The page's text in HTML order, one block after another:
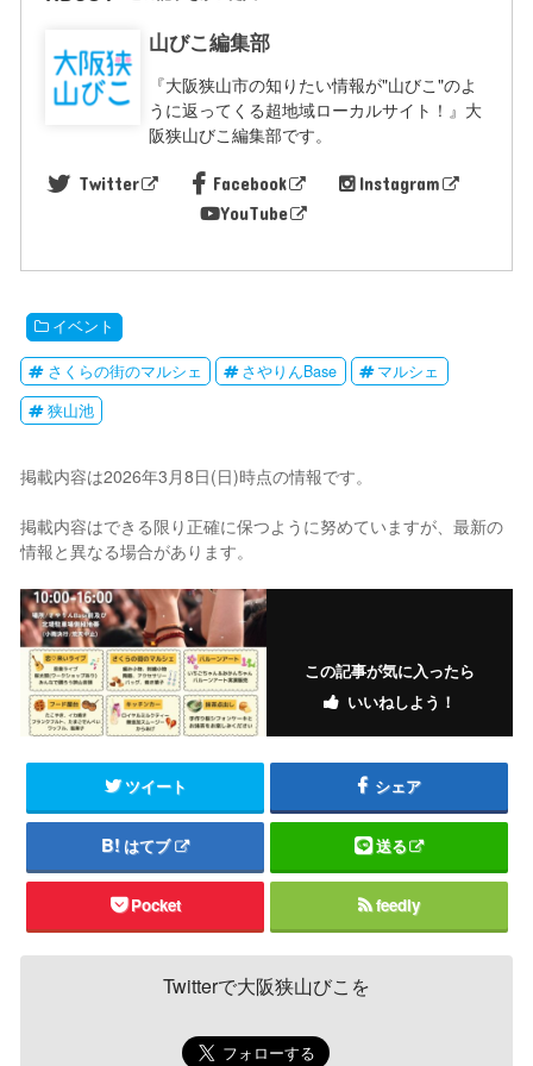
山びこ編集部
『大阪狭山市の知りたい情報が"山びこ"のよ
うに返ってくる超地域ローカルサイト！』大
阪狭山びこ編集部です。
Twitter Facebook
Instagram
YouTube
イベント
さくらの街のマルシェ さやりんBase
マルシェ
狭山池
掲載内容は2026年3月8日(日)時点の情報です。
掲載内容はできる限り正確に保つように努めていますが、最新の
情報と異なる場合があります。
この記事が気に入ったら
いいねしよう！
ツイート シェア
はてブ 送る
Pocket feedly
Twitterで大阪狭山びこを